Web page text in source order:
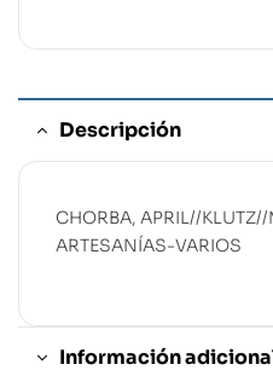
Descripción
CHORBA, APRIL//
ARTESANÍAS-VARIOS
Información